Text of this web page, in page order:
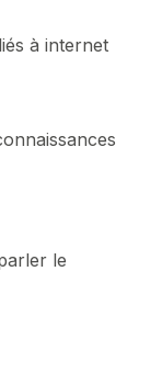
à internet
le